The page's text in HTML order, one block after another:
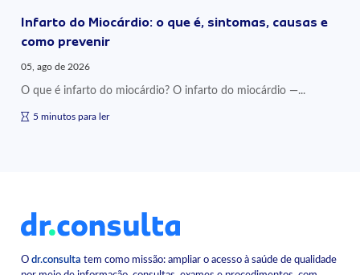
Infarto do Miocárdio: o que é, sintomas, causas e
como prevenir
05, ago de 2026
O que é infarto do miocárdio? O infarto do miocárdio —...
5 minutos para ler
Odr.consulta tem como missão: ampliar o acesso à saúde de qualidade